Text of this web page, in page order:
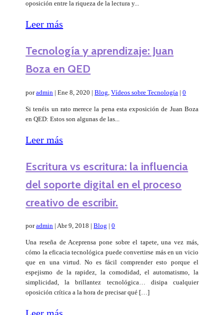
oposición entre la riqueza de la lectura y...
Leer más
Tecnología y aprendizaje: Juan
Boza en QED
poradmin |Ene 8, 2020 |Blog ,Vídeos sobre Tecnología |0
Si tenéis un rato merece la pena esta exposición de Juan Boza
en QED: Estos son algunas de las...
Leer más
Escritura vs escritura: la influencia
del soporte digital en el proceso
creativo de escribir.
poradmin |Abr 9, 2018 |Blog |0
Una reseña de Aceprensa pone sobre el tapete, una vez más,
cómo la eficacia tecnológica puede convertirse más en un vicio
que en una virtud. No es fácil comprender esto porque el
espejismo de la rapidez, la comodidad, el automatismo, la
simplicidad, la brillantez tecnológica… disipa cualquier
oposición crítica a la hora de precisar qué […]